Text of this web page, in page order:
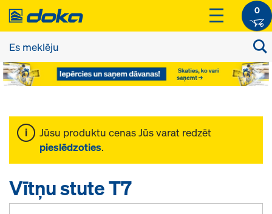
0
Jūsu produktu cenas Jūs varat redzēt
pieslēdzoties.
Vītņu stute T7